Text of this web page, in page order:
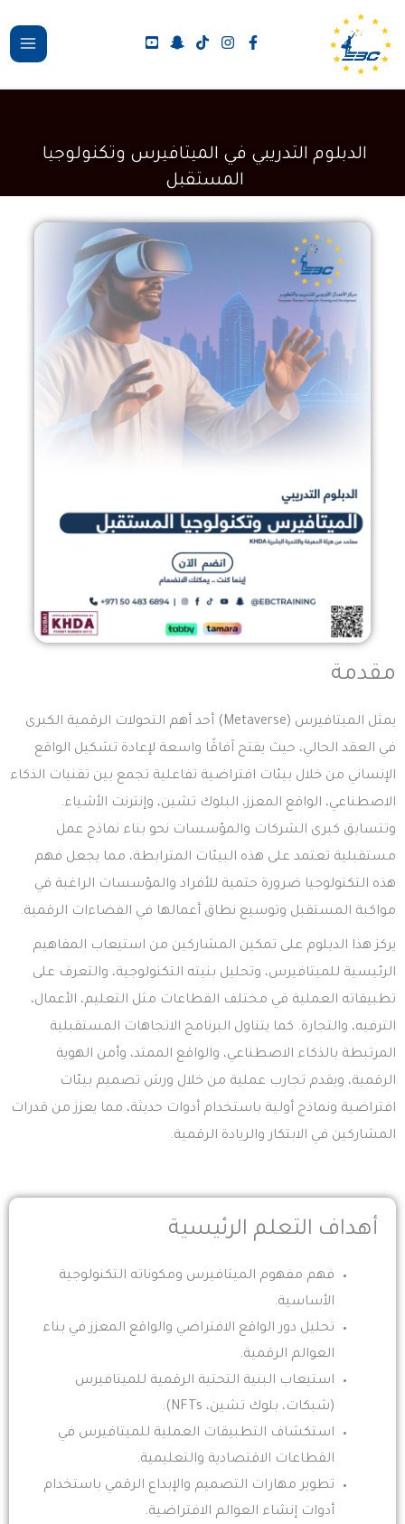
المحتوى
الدبلوم التدريبي في الميتافيرس وتكنولوجيا
المستقبل
مقدمة
يمثل الميتافيرس (Metaverse) أحد أهم التحولات الرقمية الكبرى
في العقد الحالي، حيث يفتح آفاقًا واسعة لإعادة تشكيل الواقع
الإنساني من خلال بيئات افتراضية تفاعلية تجمع بين تقنيات الذكاء
الاصطناعي، الواقع المعزز، البلوك تشين، وإنترنت الأشياء.
وتتسابق كبرى الشركات والمؤسسات نحو بناء نماذج عمل
مستقبلية تعتمد على هذه البيئات المترابطة، مما يجعل فهم
هذه التكنولوجيا ضرورة حتمية للأفراد والمؤسسات الراغبة في
مواكبة المستقبل وتوسيع نطاق أعمالها في الفضاءات الرقمية.
يركز هذا الدبلوم على تمكين المشاركين من استيعاب المفاهيم
الرئيسية للميتافيرس، وتحليل بنيته التكنولوجية، والتعرف على
تطبيقاته العملية في مختلف القطاعات مثل التعليم، الأعمال،
الترفيه، والتجارة. كما يتناول البرنامج الاتجاهات المستقبلية
المرتبطة بالذكاء الاصطناعي، والواقع الممتد، وأمن الهوية
الرقمية، ويقدم تجارب عملية من خلال ورش تصميم بيئات
افتراضية ونماذج أولية باستخدام أدوات حديثة، مما يعزز من قدرات
المشاركين في الابتكار والريادة الرقمية.
أهداف التعلم الرئيسية
فهم مفهوم الميتافيرس ومكوناته التكنولوجية
الأساسية.
تحليل دور الواقع الافتراضي والواقع المعزز في بناء
العوالم الرقمية.
استيعاب البنية التحتية الرقمية للميتافيرس
(شبكات، بلوك تشين، NFTs).
استكشاف التطبيقات العملية للميتافيرس في
القطاعات الاقتصادية والتعليمية.
تطوير مهارات التصميم والإبداع الرقمي باستخدام
أدوات إنشاء العوالم الافتراضية.